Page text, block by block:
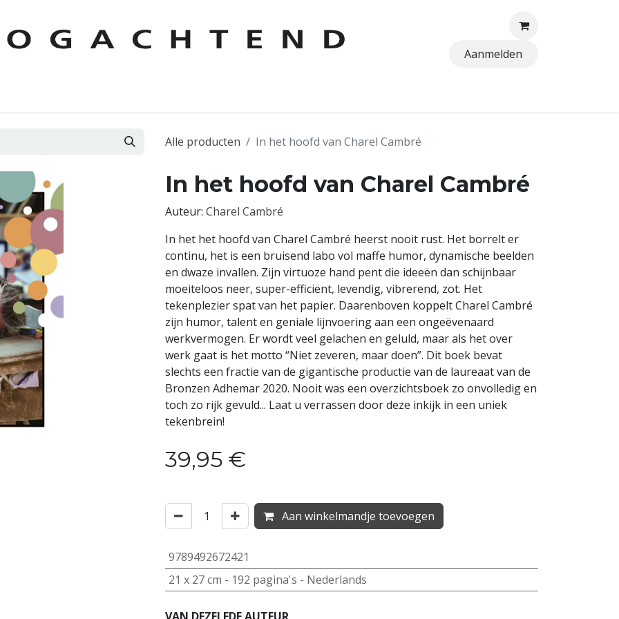
Aanmelden
Alle producten In het hoofd van Charel Cambré
In het hoofd van Charel Cambré
Auteur: Charel Cambré
In het het hoofd van Charel Cambré heerst nooit rust. Het borrelt er
continu, het is een bruisend labo vol maffe humor, dynamische beelden
en dwaze invallen. Zijn virtuoze hand pent die ideeën dan schijnbaar
moeiteloos neer, super-efficiënt, levendig, vibrerend, zot. Het
tekenplezier spat van het papier. Daarenboven koppelt Charel Cambré
zijn humor, talent en geniale lijnvoering aan een ongeëvenaard
werkvermogen. Er wordt veel gelachen en geluld, maar als het over
werk gaat is het motto “Niet zeveren, maar doen”. Dit boek bevat
slechts een fractie van de gigantische productie van de laureaat van de
Bronzen Adhemar 2020. Nooit was een overzichtsboek zo onvolledig en
toch zo rijk gevuld... Laat u verrassen door deze inkijk in een uniek
tekenbrein!
39,95 €
Aan winkelmandje toevoegen
9789492672421
21 x 27cm - 192 pagina's - Nederlands